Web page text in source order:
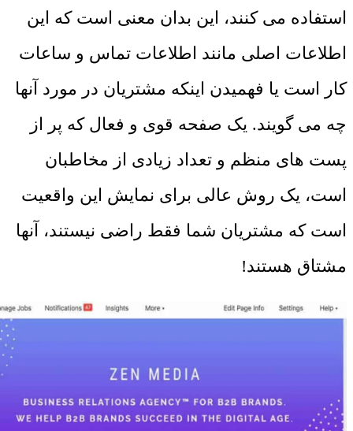
استفاده می کنند، این بدان معنی است که این
اطلاعات اصلی مانند اطلاعات تماس و ساعات
کار است یا فهمیدن اینکه مشتریان در مورد آنها
چه می گویند. یک صفحه قوی و فعال که پر از
پست های منظم و تعداد زیادی از مخاطبان
است، یک روش عالی برای نمایش این واقعیت
است که مشتریان شما فقط راضی نیستند، آنها
مشتاق هستند!